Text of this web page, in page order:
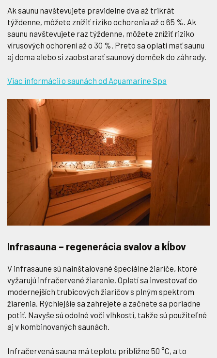
Ak saunu navštevujete pravidelne dva až trikrát
týždenne, môžete znížiť riziko ochorenia až o 65 %. Ak
saunu navštevujete raz týždenne, môžete znížiť riziko
vírusových ochorení až o 30 %. Preto sa oplatí mať saunu
aj doma alebo si zaobstarať saunový domček do záhrady.
Viac informácií o saunách od Aquamarine Spa
Infrasauna – regenerácia svalov a kĺbov
V infrasaune sú nainštalované špeciálne žiariče, ktoré
vyžarujú infračervené žiarenie. Oplatí sa investovať do
modernejších trubicových žiaričov s plným spektrom
žiarenia. Rýchlejšie sa zahrejete a začnete sa poriadne
potiť. Navyše sú odolné voči vlhkosti, takže sú použiteľné
aj v kombinovaných saunách.
Infračervená sauna má teplotu približne 50 °C, a to